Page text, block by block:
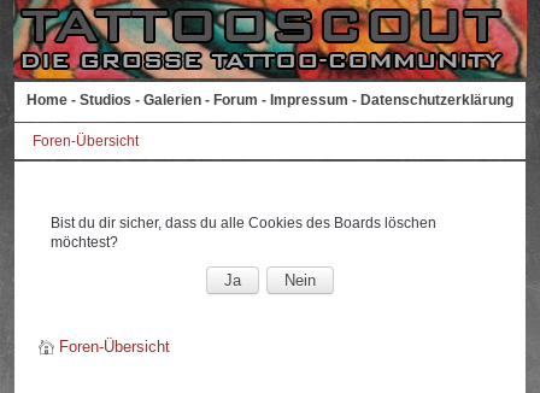
Home - Studios - Galerien - Forum - Impressum - Datenschutzerklärung
Foren-Übersicht
Bist du dir sicher, dass du alle Cookies des Boards löschen
möchtest?
Foren-Übersicht